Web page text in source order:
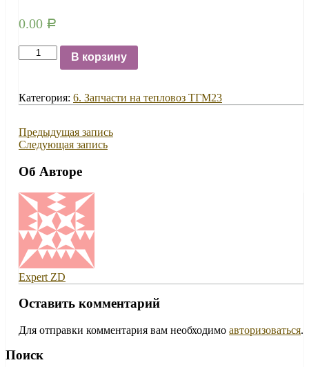
0.00 Р
Количество
В корзину
Категория: 6. Запчасти на тепловоз ТГМ23
Предыдущая запись
Следующая запись
Об Авторе
Expert ZD
Оставить комментарий
Для отправки комментария вам необходимо авторизоваться.
Поиск